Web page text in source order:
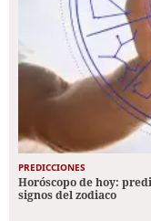
PREDICCIONES
Horóscopo de hoy:
signos del zodiaco